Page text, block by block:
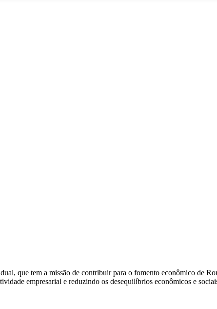
que tem a missão de contribuir para o fomento econômico de
empresarial e reduzindo os desequilíbrios econômicos e